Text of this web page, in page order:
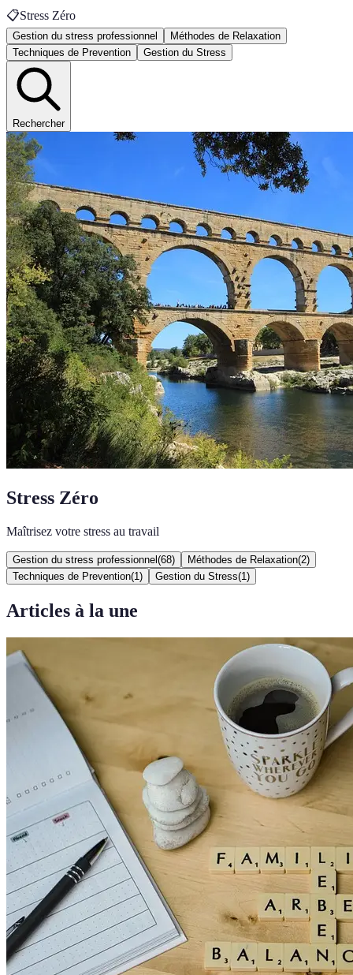
📋Stress Zéro
Gestion du stress professionnel
Méthodes de Relaxation
Techniques de Prevention
Gestion du Stress
Rechercher
Stress Zéro
Maîtrisez votre stress au travail
Gestion du stress professionnel (68) Méthodes de Relaxation(2)
Techniques de Prevention(1 ) Gestion du Stress(1 )
Articles à la une